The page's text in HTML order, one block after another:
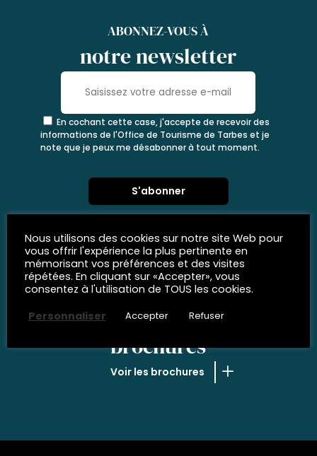
ABONNEZ-VOUS À
notre newsletter
En cochant cette case, j'accepte de recevoir des
informations de l'Office de Tourisme de Tarbes et je
note que je peux me désabonner à tout moment.
NOS
brochures
Voir les brochures
Nous utilisons des cookies sur notre site Web pour
vous offrir l'expérience la plus pertinente en
mémorisant vos préférences et des visites
répétées. En cliquant sur «Accepter», vous
consentez à l'utilisation de TOUS les cookies.
Personnaliser
Accepter Refuser